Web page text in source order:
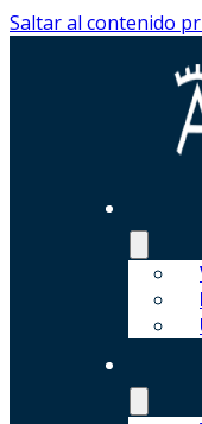
Saltar al contenido